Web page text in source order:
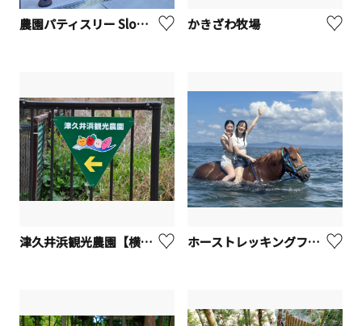
​農園パティスリー​ Slow Sweets（川崎市麻生区） かきざわ牧場
津久井浜観光農園【横須賀市】 ホーストレッキングファーム三浦海岸